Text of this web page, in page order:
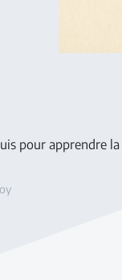
pour apprendre